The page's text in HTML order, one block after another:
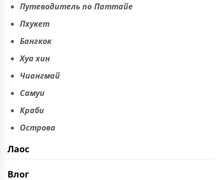
Путеводитель по Паттайе
Пхукет
Бангкок
Хуа хин
Чиангмай
Самуи
Краби
Острова
Лаос
Влог